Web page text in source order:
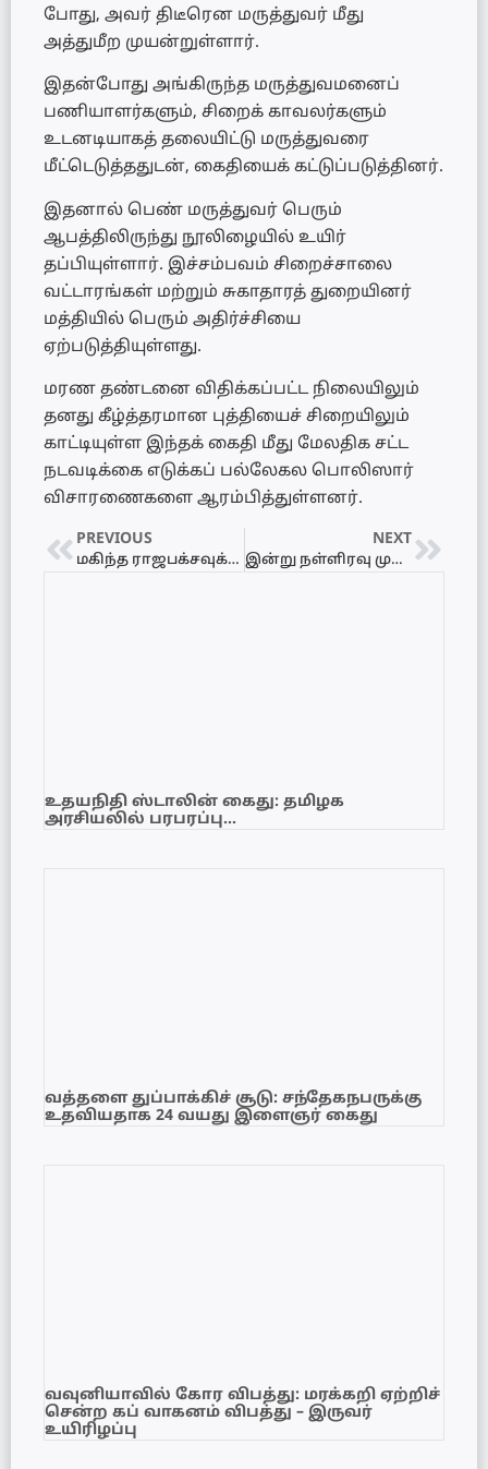
போது, அவர் திடீரென மருத்துவர் மீது
அத்துமீற முயன்றுள்ளார்.
இதன்போது அங்கிருந்த மருத்துவமனைப்
பணியாளர்களும், சிறைக் காவலர்களும்
உடனடியாகத் தலையிட்டு மருத்துவரை
மீட்டெடுத்ததுடன், கைதியைக் கட்டுப்படுத்தினர்.
இதனால் பெண் மருத்துவர் பெரும்
ஆபத்திலிருந்து நூலிழையில் உயிர்
தப்பியுள்ளார். இச்சம்பவம் சிறைச்சாலை
வட்டாரங்கள் மற்றும் சுகாதாரத் துறையினர்
மத்தியில் பெரும் அதிர்ச்சியை
ஏற்படுத்தியுள்ளது.
மரண தண்டனை விதிக்கப்பட்ட நிலையிலும்
தனது கீழ்த்தரமான புத்தியைச் சிறையிலும்
காட்டியுள்ள இந்தக் கைதி மீது மேலதிக சட்ட
நடவடிக்கை எடுக்கப் பல்லேகல பொலிஸார்
விசாரணைகளை ஆரம்பித்துள்ளனர்.
PREVIOUS
மகிந்த ராஜபக்சவுக்கு இலஞ்ச ஊழல் ஆணைக்குழுவின் அதிரடி உத்தரவு!
NEXT
இன்று நள்ளிரவு முதல் எரிவாயு விலைகள் அதிரடி உயர்வு – லிட்ரோ மற்றும் லாப் நிறுவனங்கள் வெளியிட்ட புதிய விலைப்பட்டியல்
உதயநிதி ஸ்டாலின் கைது: தமிழக
அரசியலில் பரபரப்பு…
வத்தளை துப்பாக்கிச் சூடு: சந்தேகநபருக்கு
உதவியதாக 24 வயது இளைஞர் கைது
வவுனியாவில் கோர விபத்து: மரக்கறி ஏற்றிச்
சென்ற கப் வாகனம் விபத்து – இருவர்
உயிரிழப்பு